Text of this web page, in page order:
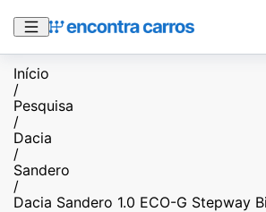
Início
/
Pesquisa
/
Dacia
/
Sandero
/
Dacia Sandero 1.0 ECO-G Stepway